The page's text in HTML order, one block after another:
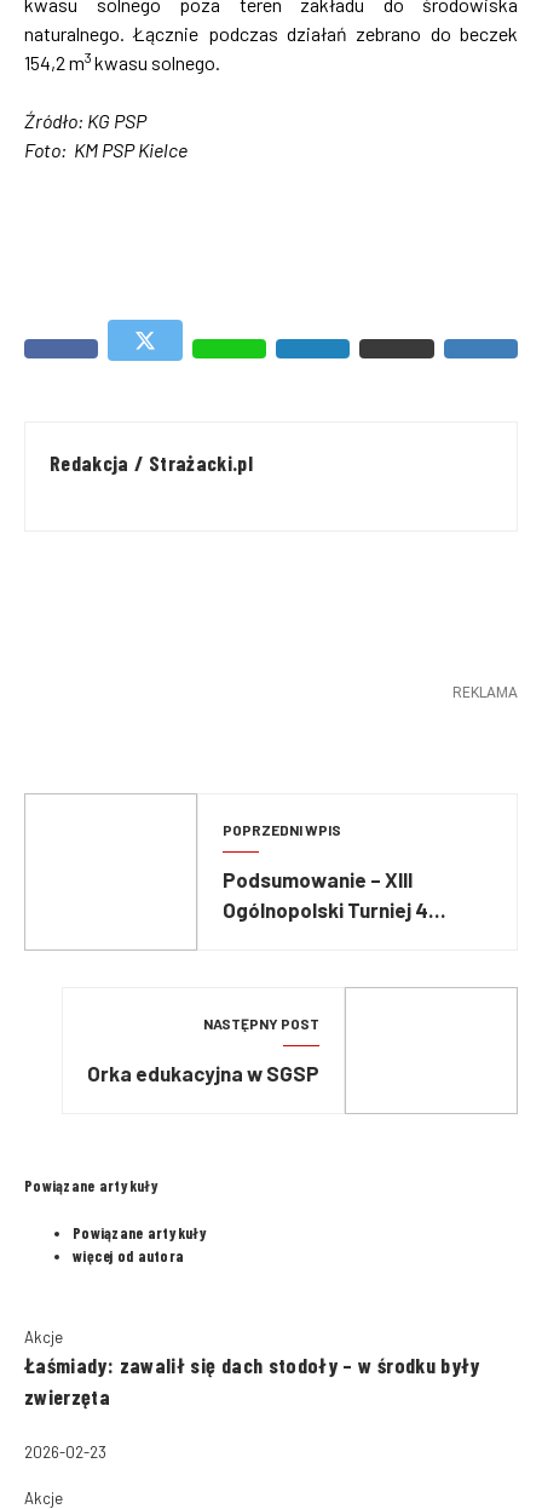
naturalnego. Łącznie podczas działań zebrano do beczek
154,2 m3 kwasu solnego.
Źródło: KG PSP
Foto: KM PSP Kielce
Redakcja / Strażacki.pl
REKLAMA
POPRZEDNI WPIS
Podsumowanie – XIII
Ogólnopolski Turniej 4
NASTĘPNY POST
Orka edukacyjna w SGSP
Powiązane artykuły
Powiązane artykuły
więcej od autora
Akcje
Łaśmiady: zawalił się dach stodoły – w środku były
zwierzęta
2026-02-23
Akcje